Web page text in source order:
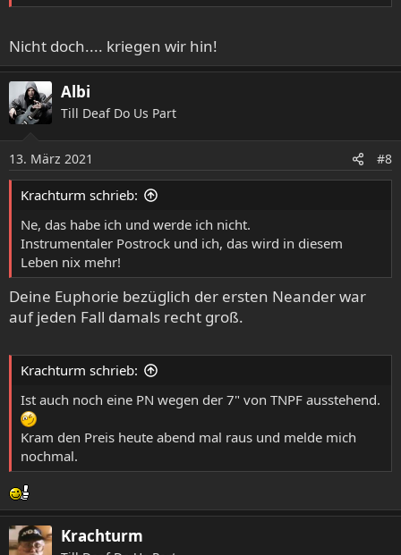
Nicht doch.... kriegen wir hin!
Albi
Till Deaf Do Us Part
13. März 2021 #8
Krachturm schrieb:
Ne, das habe ich und werde ich nicht.
Instrumentaler Postrock und ich, das wird in diesem
Leben nix mehr!
Deine Euphorie bezüglich der ersten Neander war
auf jeden Fall damals recht groß.
Krachturm schrieb:
Ist auch noch eine PN wegen der 7" von TNPF ausstehend.
Kram den Preis heute abend mal raus und melde mich
nochmal.
Krachturm